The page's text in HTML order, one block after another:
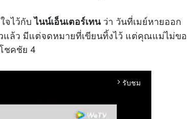
จไว้กับไนน์เอ็นเตอร์เทนว่า วันที่เมย์หายออก
แล้ว มีแต่จดหมายที่เขียนทิ้งไว้ แต่คุณแม่ไม่ขอ
ชคชัย 4
arrow_forward_ios รับชม